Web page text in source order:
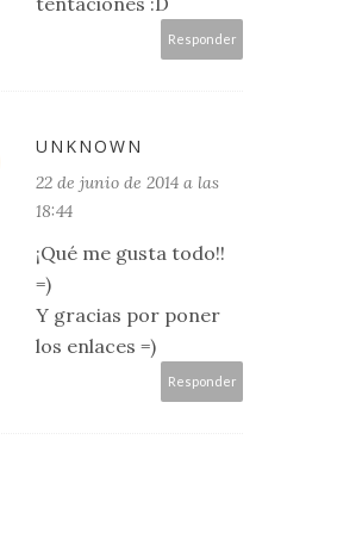
Responder
UNKNOWN
22 de junio de 2014 a las
18:44
¡Qué me gusta todo!!
=)
Y gracias por poner
los enlaces =)
Responder